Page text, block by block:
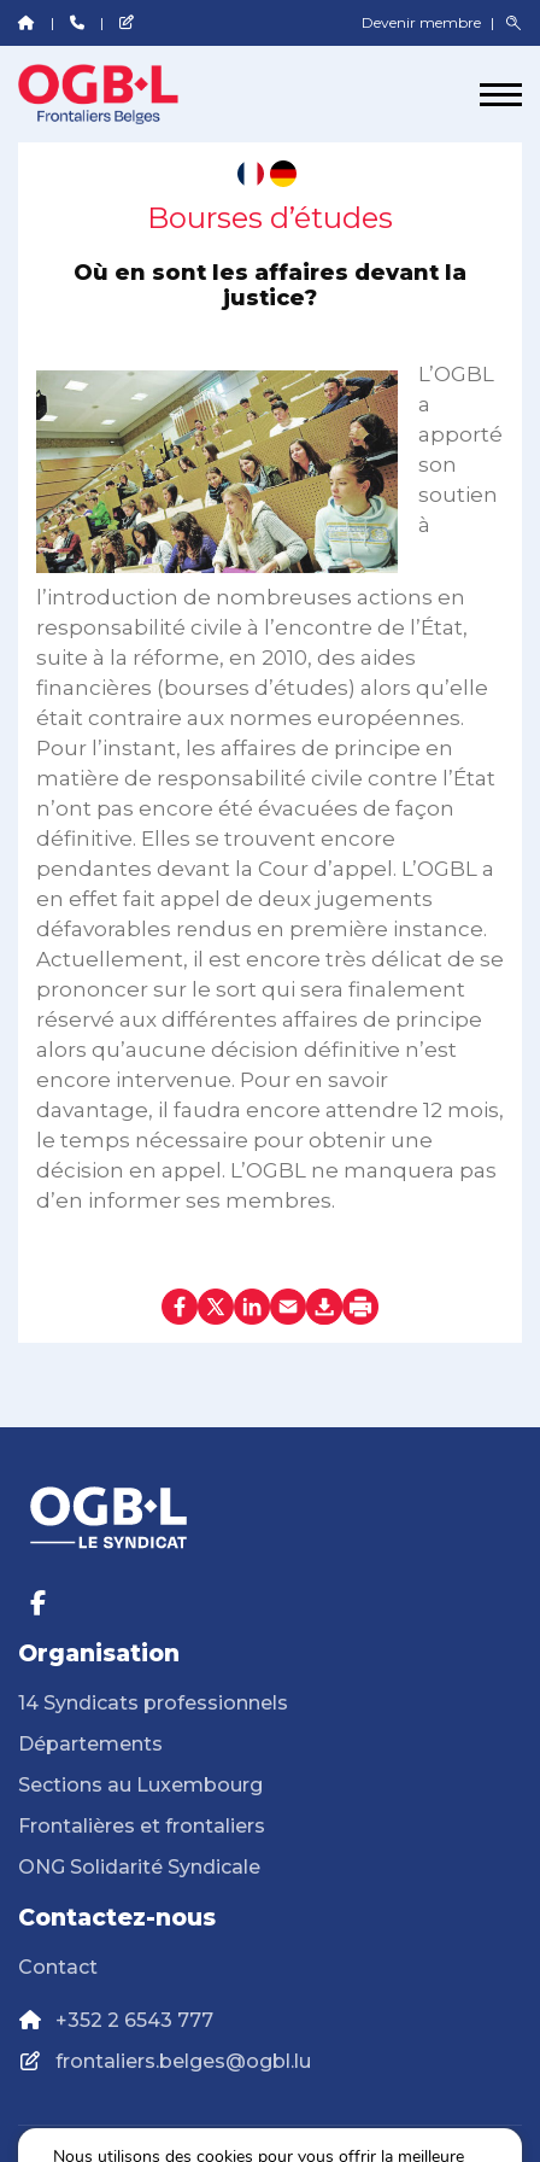
Devenir membre
Bourses d’études
Où en sont les affaires devant la
justice?
L’OGBL
a
apporté
son
soutien
à
l’introduction de nombreuses actions en
responsabilité civile à l’encontre de l’État,
suite à la réforme, en 2010, des aides
financières (bourses d’études) alors qu’elle
était contraire aux normes européennes.
Pour l’instant, les affaires de principe en
matière de responsabilité civile contre l’État
n’ont pas encore été évacuées de façon
définitive. Elles se trouvent encore
pendantes devant la Cour d’appel. L’OGBL a
en effet fait appel de deux jugements
défavorables rendus en première instance.
Actuellement, il est encore très délicat de se
prononcer sur le sort qui sera finalement
réservé aux différentes affaires de principe
alors qu’aucune décision définitive n’est
encore intervenue. Pour en savoir
davantage, il faudra encore attendre 12 mois,
le temps nécessaire pour obtenir une
décision en appel. L’OGBL ne manquera pas
d’en informer ses membres.
Organisation
14 Syndicats professionnels
Départements
Sections au Luxembourg
Frontalières et frontaliers
ONG Solidarité Syndicale
Contactez-nous
Contact
+352 2 6543 777
frontaliers.belges@ogbl.lu
Nous utilisons des cookies pour vous offrir la meilleure